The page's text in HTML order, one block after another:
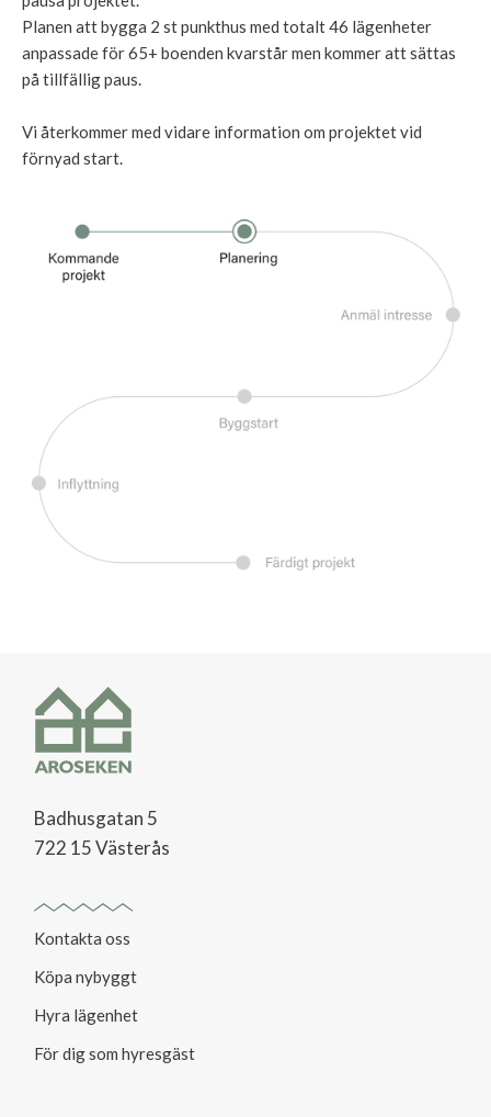
Planen att bygga 2 st punkthus med totalt 46 lägenheter
anpassade för 65+ boenden kvarstår men kommer att sättas
på tillfällig paus.
Vi återkommer med vidare information om projektet vid
förnyad start.
Badhusgatan 5
722 15 Västerås
Kontakta oss
Köpa nybyggt
Hyra lägenhet
För dig som hyresgäst